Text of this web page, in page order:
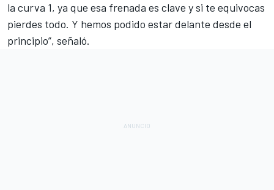
la curva 1, ya que esa frenada es clave y si te equivocas
pierdes todo. Y hemos podido estar delante desde el
principio”, señaló.